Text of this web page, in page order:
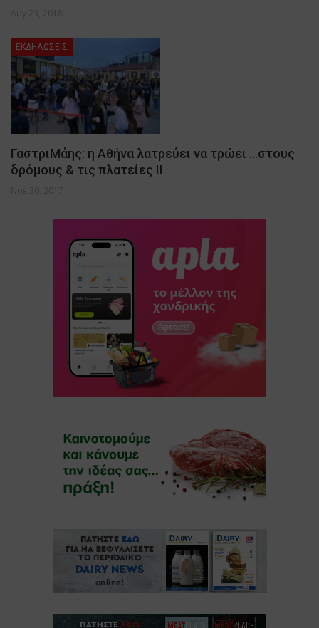
Αυγ 23, 2018
ΕΚΔΗΛΩΣΕΙΣ
ΓαστριΜάης: η Αθήνα λατρεύει να τρώει …στους
δρόμους & τις πλατείες II
Νοέ 30, 2017